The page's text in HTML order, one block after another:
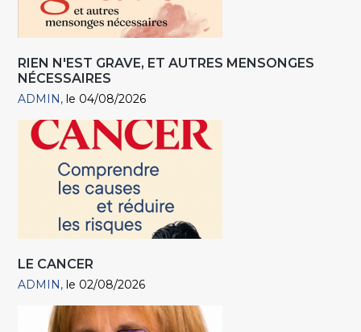
RIEN N'EST GRAVE, ET AUTRES MENSONGES
NÉCESSAIRES
ADMIN le 04/08/2026
LE CANCER
ADMIN le 02/08/2026